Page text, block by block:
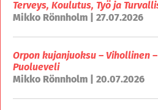
Terveys, Koulutus, Työ ja
Mikko Rönnholm | 27.07.2026
Orpon kujanjuoksu – Vihollinen
Puolueveli
Mikko Rönnholm | 20.07.2026